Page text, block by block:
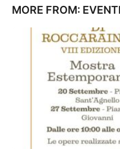
MORE FROM: EVENTI